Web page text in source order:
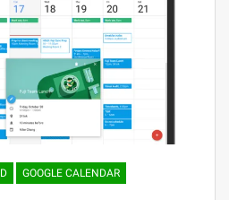
GOOGLE CALENDAR